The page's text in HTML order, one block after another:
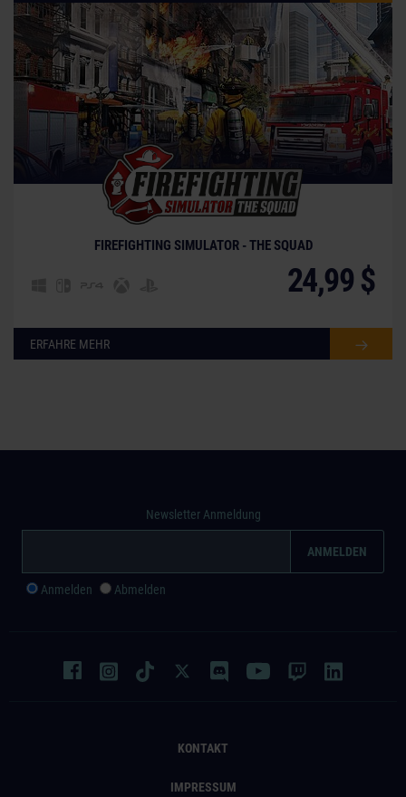
FIREFIGHTING SIMULATOR - THE SQUAD
24,99 $
ERFAHRE MEHR
KONTAKT
IMPRESSUM
Newsletter Anmeldung
Anmelden Abmelden